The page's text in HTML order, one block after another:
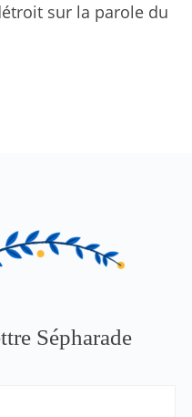
sur la parole du
Sépharade